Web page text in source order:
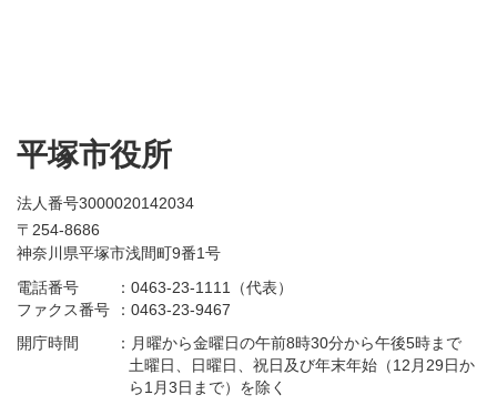
平塚市役所
法人番号3000020142034
〒254-8686
神奈川県平塚市浅間町9番1号
電話番号
：0463-23-1111（代表）
ファクス番号
：0463-23-9467
開庁時間
： 月曜から金曜日の午前8時30分から午後5時まで
土曜日、日曜日、祝日及び年末年始（12月29日か
ら1月3日まで）を除く